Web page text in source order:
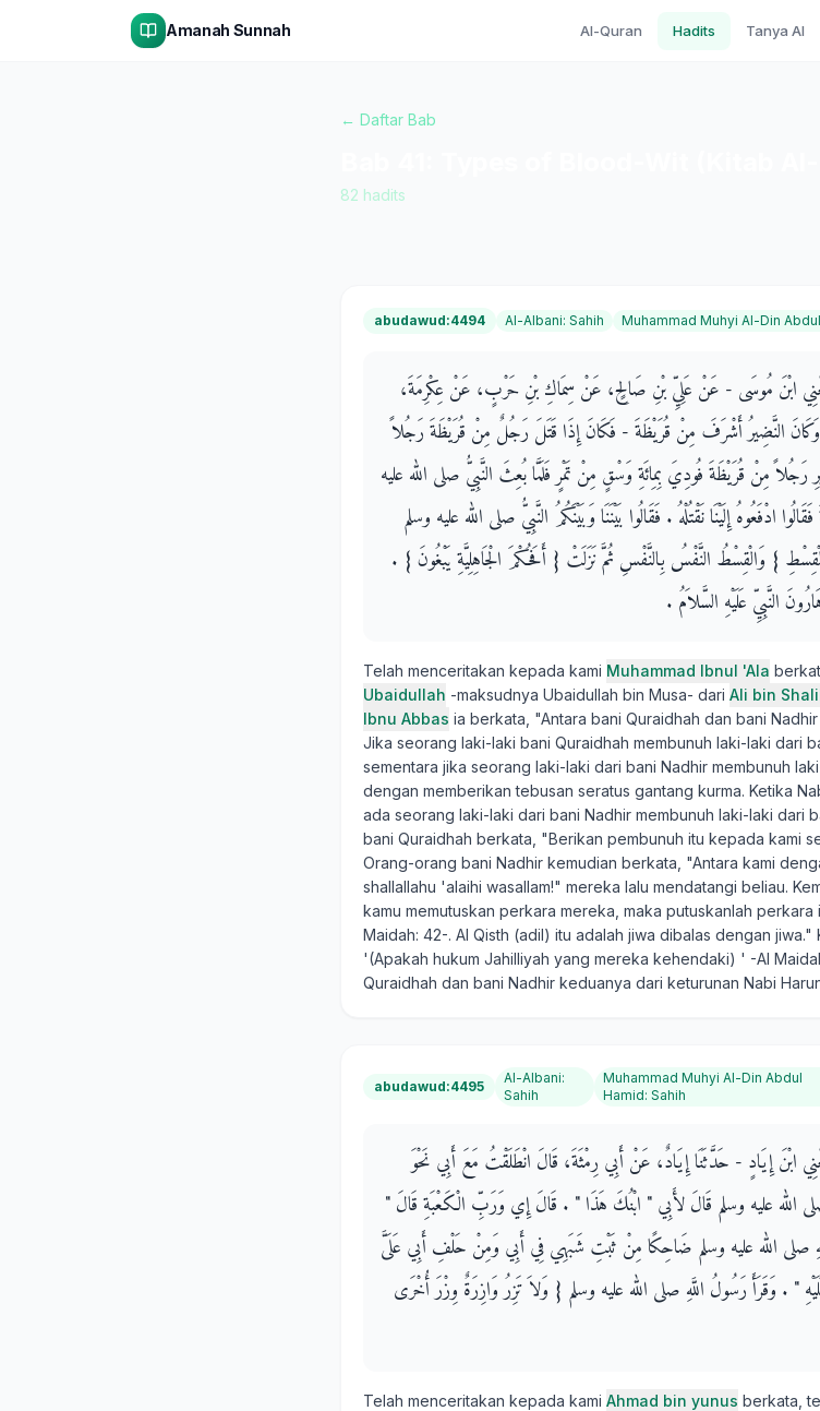
Amanah Sunnah Al-Quran Hadits Tanya AI
← Daftar Bab
82 hadits
abudawud:4494 Al-Albani: Sahih Muhammad Muhyi Al-Din
- يَعْنِي ابْنَ مُوسَى - عَنْ عَلِيِّ بْنِ صَالِحٍ، عَنْ سِمَاكِ بْنِ حَرْبٍ، عَنْ عِكْرِمَةَ،
النَّضِيرُ أَشْرَفَ مِنْ قُرَيْظَةَ - فَكَانَ إِذَا قَتَلَ رَجُلٌ مِنْ قُرَيْظَةَ رَجُلاً
مِنْ قُرَيْظَةَ فُودِيَ بِمِائَةِ وَسْقٍ مِنْ تَمْرٍ فَلَمَّا بُعِثَ النَّبِيُّ صلى الله عليه
إِلَيْنَا نَقْتُلْهُ ‏.‏ فَقَالُوا بَيْنَنَا وَبَيْنَكُمُ النَّبِيُّ صلى الله عليه وسلم
‏}‏ وَالْقِسْطُ النَّفْسُ بِالنَّفْسِ ثُمَّ نَزَلَتْ ‏{‏ أَفَحُكْمَ الْجَاهِلِيَّةِ يَبْغُونَ ‏}‏ ‏.‏
النَّبِيِّ عَلَيْهِ السَّلاَمُ ‏.‏
Telah menceritakan kepada kami Muhammad Ibnul 'Ala
Ubaidullah -maksudnya Ubaidullah bin Musa- dari Ali bin
Ibnu Abbas ia berkata, "Antara bani Quraidhah dan bani
Jika seorang laki-laki bani Quraidhah membunuh laki-laki dari
sementara jika seorang laki-laki dari bani Nadhir membunuh
dengan memberikan tebusan seratus gantang kurma. Ketika
ada seorang laki-laki dari bani Nadhir membunuh laki-laki dari
bani Quraidhah berkata, "Berikan pembunuh itu kepada kami
Orang-orang bani Nadhir kemudian berkata, "Antara kami
shallallahu 'alaihi wasallam!" mereka lalu mendatangi beliau.
kamu memutuskan perkara mereka, maka putuskanlah
Maidah: 42-. Al Qisth (adil) itu adalah jiwa dibalas dengan jiwa."
'(Apakah hukum Jahilliyah yang mereka kehendaki) ' -Al
Quraidhah dan bani Nadhir keduanya dari keturunan Nabi
abudawud:4495
Al-Albani:
Sahih
Muhammad Muhyi Al-Din Abdul
Hamid:Sahih
ابْنَ إِيَادٍ - حَدَّثَنَا إِيَادٌ، عَنْ أَبِي رِمْثَةَ، قَالَ انْطَلَقْتُ مَعَ أَبِي نَحْوَ
الله عليه وسلم قَالَ لأَبِي ‏"‏ ابْنُكَ هَذَا ‏"‏ ‏.‏ قَالَ إِي وَرَبِّ الْكَعْبَةِ قَالَ ‏"‏
صلى الله عليه وسلم ضَاحِكًا مِنْ ثَبْتِ شَبَهِي فِي أَبِي وَمِنْ حَلْفِ أَبِي عَلَىَّ
‏"‏ ‏.‏ وَقَرَأَ رَسُولُ اللَّهِ صلى الله عليه وسلم ‏{‏ وَلاَ تَزِرُ وَازِرَةٌ وِزْرَ أُخْرَى
Telah menceritakan kepada kami Ahmad bin yunus berkata,